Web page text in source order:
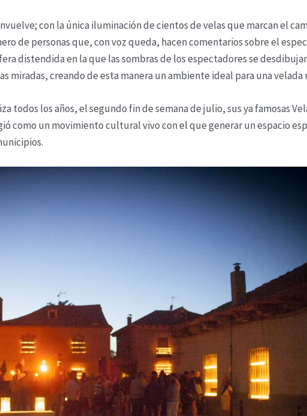
con la única iluminación de cientos de velas que marcan el
de personas que, con voz queda, hacen comentarios sobre el
distendida en la que las sombras de los espectadores se
miradas, creando de esta manera un ambiente ideal para una velada
todos los años, el segundo fin de semana de julio, sus ya famosas
como un movimiento cultural vivo con el que generar un espacio